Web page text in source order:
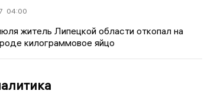
04:00
житель Липецкой области откопал на
килограммовое яйцо